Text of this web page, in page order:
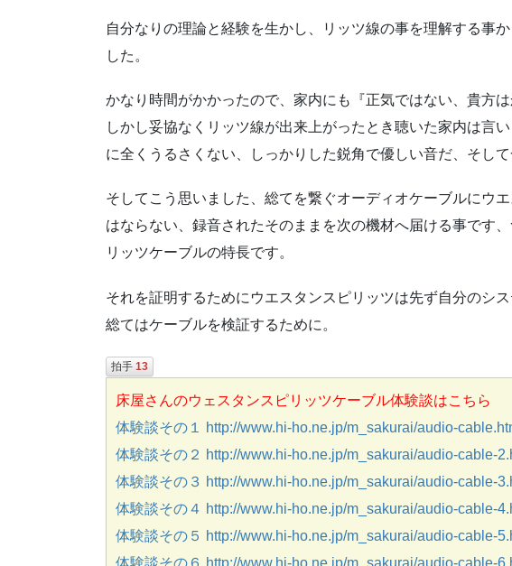
自分なりの理論と経験を生かし、リッツ線の事を理解する事
した。
かなり時間がかかったので、家内にも『正気ではない、貴方
しかし妥協なくリッツ線が出来上がったとき聴いた家内は言
に全くうるさくない、しっかりした鋭角で優しい音だ、そして
そしてこう思いました、総てを繋ぐオーディオケーブルにウ
はならない、録音されたそのままを次の機材へ届ける事です
リッツケーブルの特長です。
それを証明するためにウエスタンスピリッツは先ず自分のシ
総てはケーブルを検証するために。
拍手 13
床屋さんのウェスタンスピリッツケーブル体験談はこちら
体験談その１ http://www.hi-ho.ne.jp/m_sakurai/audio-
体験談その２ http://www.hi-ho.ne.jp/m_sakurai/audio-cable-
体験談その３ http://www.hi-ho.ne.jp/m_sakurai/audio-cable-
体験談その４ http://www.hi-ho.ne.jp/m_sakurai/audio-cable-
体験談その５ http://www.hi-ho.ne.jp/m_sakurai/audio-cable-
体験談その６ http://www.hi-ho.ne.jp/m_sakurai/audio-cable-